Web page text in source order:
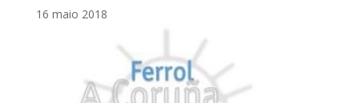
16 maio 2018